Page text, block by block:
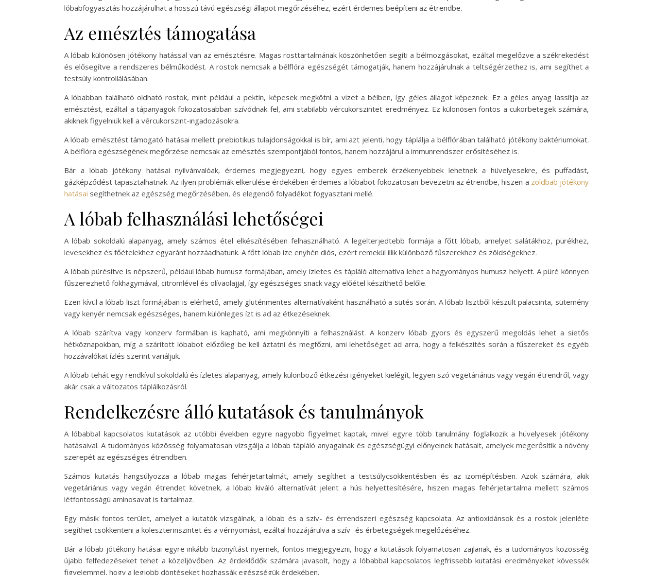
lóbabfogyasztás hozzájárulhat a hosszú távú egészségi állapot megőrzéséhez, ezért érdemes beépíteni az étrendbe.
Az emésztés támogatása
A lóbab különösen jótékony hatással van az emésztésre. Magas rosttartalmának köszönhetően segíti a bélmozgásokat, ezáltal megelőzve a székrekedést
és elősegítve a rendszeres bélműködést. A rostok nemcsak a bélflóra egészségét támogatják, hanem hozzájárulnak a teltségérzethez is, ami segíthet a
testsúly kontrollálásában.
A lóbabban található oldható rostok, mint például a pektin, képesek megkötni a vizet a bélben, így géles állagot képeznek. Ez a géles anyag lassítja az
emésztést, ezáltal a tápanyagok fokozatosabban szívódnak fel, ami stabilabb vércukorszintet eredményez. Ez különösen fontos a cukorbetegek számára,
akiknek figyelniük kell a vércukorszint-ingadozásokra.
A lóbab emésztést támogató hatásai mellett prebiotikus tulajdonságokkal is bír, ami azt jelenti, hogy táplálja a bélflórában található jótékony baktériumokat.
A bélflóra egészségének megőrzése nemcsak az emésztés szempontjából fontos, hanem hozzájárul a immunrendszer erősítéséhez is.
Bár a lóbab jótékony hatásai nyilvánvalóak, érdemes megjegyezni, hogy egyes emberek érzékenyebbek lehetnek a hüvelyesekre, és puffadást,
gázképződést tapasztalhatnak. Az ilyen problémák elkerülése érdekében érdemes a lóbabot fokozatosan bevezetni az étrendbe, hiszen a zöldbab jótékony
hatásai segíthetnek az egészség megőrzésében, és elegendő folyadékot fogyasztani mellé.
A lóbab felhasználási lehetőségei
A lóbab sokoldalú alapanyag, amely számos étel elkészítésében felhasználható. A legelterjedtebb formája a főtt lóbab, amelyet salátákhoz, pürékhez,
levesekhez és főételekhez egyaránt hozzáadhatunk. A főtt lóbab íze enyhén diós, ezért remekül illik különböző fűszerekhez és zöldségekhez.
A lóbab pürésítve is népszerű, például lóbab humusz formájában, amely ízletes és tápláló alternatíva lehet a hagyományos humusz helyett. A püré könnyen
fűszerezhető fokhagymával, citromlével és olívaolajjal, így egészséges snack vagy előétel készíthető belőle.
Ezen kívül a lóbab liszt formájában is elérhető, amely gluténmentes alternatívaként használható a sütés során. A lóbab lisztből készült palacsinta, sütemény
vagy kenyér nemcsak egészséges, hanem különleges ízt is ad az étkezéseknek.
A lóbab szárítva vagy konzerv formában is kapható, ami megkönnyíti a felhasználást. A konzerv lóbab gyors és egyszerű megoldás lehet a sietős
hétköznapokban, míg a szárított lóbabot előzőleg be kell áztatni és megfőzni, ami lehetőséget ad arra, hogy a felkészítés során a fűszereket és egyéb
hozzávalókat ízlés szerint variáljuk.
A lóbab tehát egy rendkívül sokoldalú és ízletes alapanyag, amely különböző étkezési igényeket kielégít, legyen szó vegetáriánus vagy vegán étrendről, vagy
akár csak a változatos táplálkozásról.
Rendelkezésre álló kutatások és tanulmányok
A lóbabbal kapcsolatos kutatások az utóbbi években egyre nagyobb figyelmet kaptak, mivel egyre több tanulmány foglalkozik a hüvelyesek jótékony
hatásaival. A tudományos közösség folyamatosan vizsgálja a lóbab tápláló anyagainak és egészségügyi előnyeinek hatásait, amelyek megerősítik a növény
szerepét az egészséges étrendben.
Számos kutatás hangsúlyozza a lóbab magas fehérjetartalmát, amely segíthet a testsúlycsökkentésben és az izomépítésben. Azok számára, akik
vegetáriánus vagy vegán étrendet követnek, a lóbab kiváló alternatívát jelent a hús helyettesítésére, hiszen magas fehérjetartalma mellett számos
létfontosságú aminosavat is tartalmaz.
Egy másik fontos terület, amelyet a kutatók vizsgálnak, a lóbab és a szív- és érrendszeri egészség kapcsolata. Az antioxidánsok és a rostok jelenléte
segíthet csökkenteni a koleszterinszintet és a vérnyomást, ezáltal hozzájárulva a szív- és érbetegségek megelőzéséhez.
Bár a lóbab jótékony hatásai egyre inkább bizonyítást nyernek, fontos megjegyezni, hogy a kutatások folyamatosan zajlanak, és a tudományos közösség
újabb felfedezéseket tehet a közeljövőben. Az érdeklődők számára javasolt, hogy a lóbabbal kapcsolatos legfrissebb kutatási eredményeket kövessék
figyelemmel, hogy a legjobb döntéseket hozhassák egészségük érdekében.